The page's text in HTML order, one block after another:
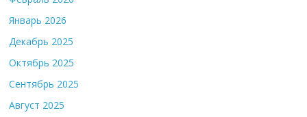
Январь 2026
Декабрь 2025
Октябрь 2025
Сентябрь 2025
Август 2025